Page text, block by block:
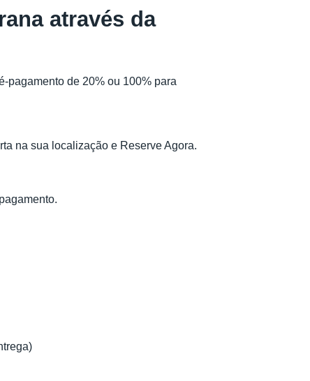
através da
pagamento de 20% ou 100% para
na sua localização e Reserve Agora.